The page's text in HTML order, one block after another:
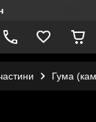
Гума